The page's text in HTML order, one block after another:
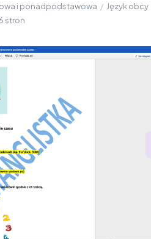
i ponadpodstawowa / Język obcy
stron